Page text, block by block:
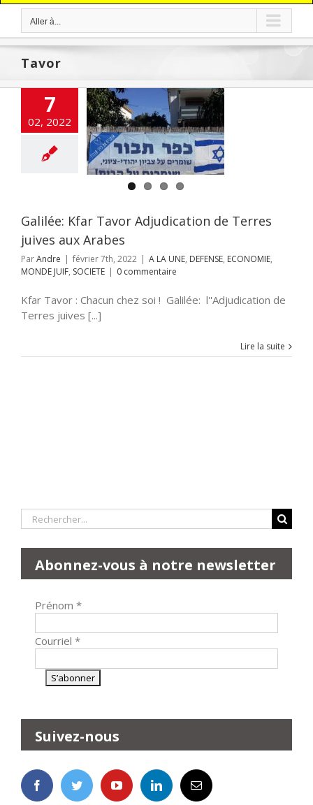
Aller à...
Tavor
7
02, 2022
Kfar Tavor
de Terres
DEFENSE
Galilée: Kfar Tavor Adjudication de Terres
juives aux Arabes
ParAndre | février 7th, 2022 | A LA UNE, DEFENSE, ECONOMIE,
MONDE JUIF, SOCIETE | 0 commentaire
Kfar Tavor : Chacun chez soi ! Galilée: l''Adjudication de
Terres juives [...]
Lire la suite
Rechercher:
Abonnez-vous à notre newsletter
Prénom *
Courriel *
Suivez-nous